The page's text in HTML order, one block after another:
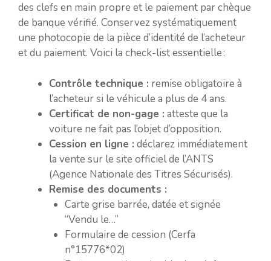
des clefs en main propre et le paiement par chèque
de banque vérifié. Conservez systématiquement
une photocopie de la pièce d’identité de l’acheteur
et du paiement. Voici la check-list essentielle :
Contrôle technique : remise obligatoire à
l’acheteur si le véhicule a plus de 4 ans.
Certificat de non-gage : atteste que la
voiture ne fait pas l’objet d’opposition.
Cession en ligne : déclarez immédiatement
la vente sur le site officiel de l’ANTS
(Agence Nationale des Titres Sécurisés).
Remise des documents :
Carte grise barrée, datée et signée
“Vendu le…”
Formulaire de cession (Cerfa
n°15776*02)